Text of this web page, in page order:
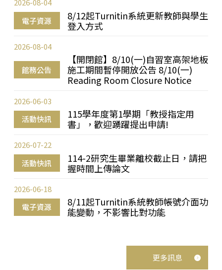
電子資源
8/12起Turnitin系統更新教師與學生
登入方式
2026-08-04
館務公告
【開閉館】8/10(一)自習室高架地板
施工期間暫停開放公告 8/10(一)
Reading Room Closure Notice
2026-08-04
活動快訊
115學年度第1學期「教授指定用
書」，歡迎踴躍提出申請!
2026-06-03
活動快訊
114-2研究生畢業離校截止日，請把
握時間上傳論文
2026-07-22
電子資源
8/11起Turnitin系統教師帳號介面功
能變動，不影響比對功能
2026-06-18
更多訊息